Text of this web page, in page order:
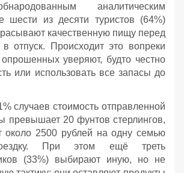
аналитическим
шести из десяти туристов (64%)
качественную пищу перед
отпуск. Происходит это вопреки
уверяют, будто честно
или использовать все запасы до
случаев стоимость отправленной
превышает 20 фунтов стерлингов,
около 2500 рублей на одну семью
При этом ещё треть
(33%) выбирают иную, но не